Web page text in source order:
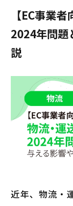
【EC事業
2024年問題
説
近年、物流・